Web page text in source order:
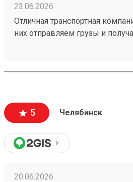
23.06.2026
Отличная транспортная
них отправляем грузы и
5 Челябинск
20.06.2026